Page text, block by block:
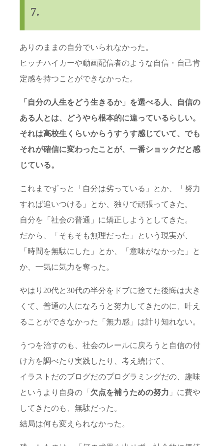
7.
ありのままの自分でいられなかった。
ヒッチハイカーや動画配信者のような自信・自己肯
定感を持つことができなかった。
「自分の人生をどう生きるか」を選べる人、自信の
ある人とは、どうやら根本的に違っているらしい。
それは高校生くらいからうすうす感じていて、でも
それが確信に変わったことが、一番ショックだと感
じている。
これまでずっと「自分は劣っている」とか、「努力
すれば追いつける」とか、独りで頑張ってきた。
自分を「社会の普通」に矯正しようとしてきた。
だから、「そもそも無理だった」という現実が、
「時間を無駄にした」とか、「意味がなかった」と
か、一気に気力を奪った。
やはり20代と30代の半分をドブに捨てた後悔は大き
くて、普通の人になろうと努力してきたのに、叶え
ることができなかった「無力感」は計り知れない。
うつを治すのも、社会のレールに戻ろうと自信の付
け方を調べたり実践したり、考え続けて、
イラストだのブログだのプログラミングだの、趣味
というより自身の「 欠点を補うための努力 」に費や
してきたのも、無駄だった。
結局は何も変えられなかった。